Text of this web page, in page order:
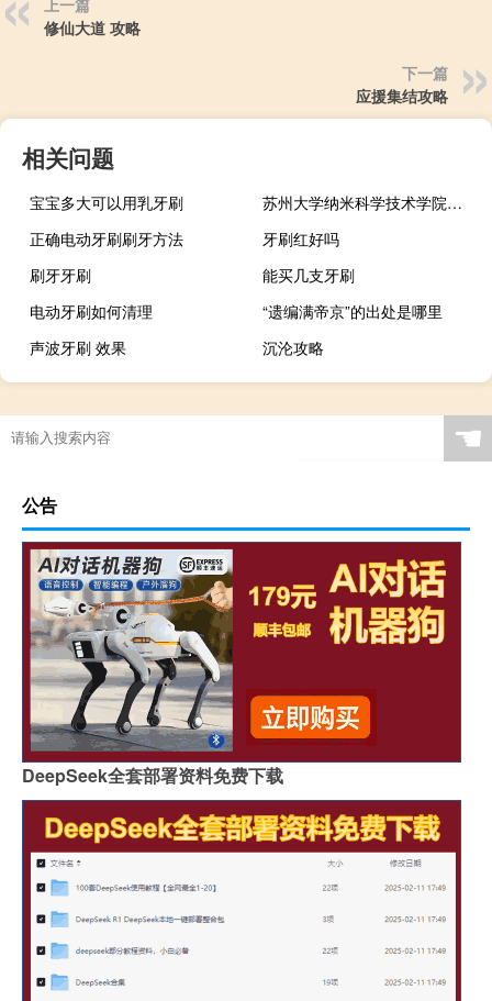
修仙大道 攻略
下一篇
应援集结攻略
相关问题
宝宝多大可以用乳牙刷
苏州大学纳米科学技术学院的录取分数线是多少
正确电动牙刷刷牙方法
牙刷红好吗
刷牙牙刷
能买几支牙刷
电动牙刷如何清理
“遗编满帝京”的出处是哪里
声波牙刷 效果
沉沦攻略
☚
公告
DeepSeek全套部署资料免费下载